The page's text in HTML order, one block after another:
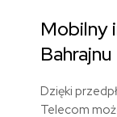
Mobilny
Bahrajnu
Dzięki
Telecom